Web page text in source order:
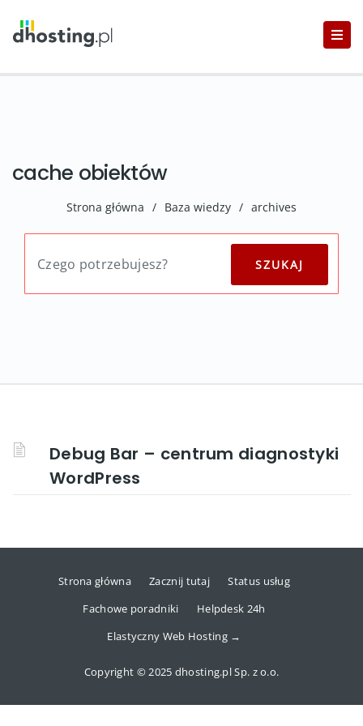
cache obiektów
Strona główna / Baza wiedzy / archives
Debug Bar – centrum diagnostyki
WordPress
Strona główna Zacznij tutaj
Status usług
Fachowe poradniki
Helpdesk 24h
Elastyczny Web Hosting →
Copyright © 2025 dhosting.pl Sp. z o.o.